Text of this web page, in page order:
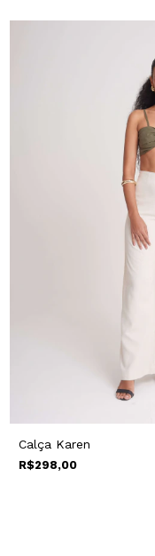
Calça Karen
R$298,00